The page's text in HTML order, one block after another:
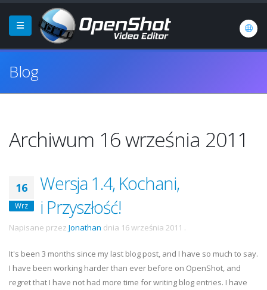
Blog
Archiwum 16 września 2011
16
Wrz
Wersja 1.4, Kochani,
i Przyszłość!
Napisane przez Jonathan dnia 16 września 2011 .
It's been 3 months since my last blog post, and I have so much to say.
I have been working harder than ever before on OpenShot, and
regret that I have not had more time for writing blog entries. I have